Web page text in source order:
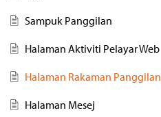
Sampuk Panggilan
Halaman Aktiviti Pelayar Web
Halaman Rakaman Panggilan
Halaman Mesej